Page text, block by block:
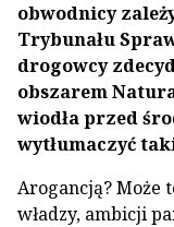
obwodnicy
Trybunału
drogowcy
obszarem
wiodła przed
wytłumaczyć
Arogancją? Może
władzy, ambicji